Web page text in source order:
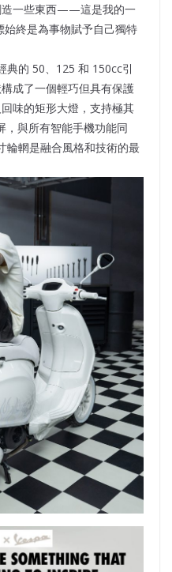
造一些東西——這是我的一
終是為事物賦予自己獨特
典的 50、125 和 150cc引
成了一個輕巧但具有保護
味的矩形大燈，支持極其
，與所有智能手機功能同
輪輞是融合風格和技術的最